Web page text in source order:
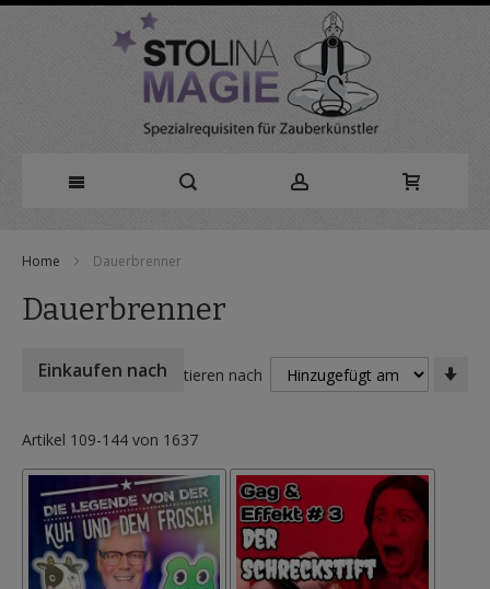
zum
Inhalt
Home Dauerbrenner
Dauerbrenner
Artikel 109-144 von 1637
Sortieren nach
Einkaufen nach